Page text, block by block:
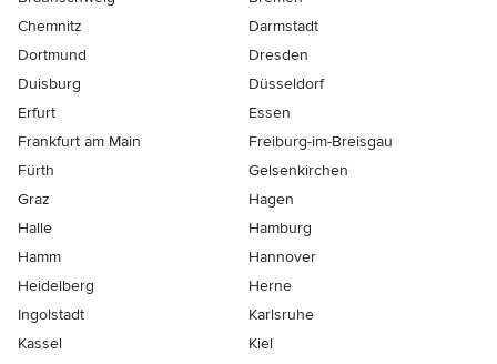
Chemnitz
Darmstadt
Dortmund
Dresden
Duisburg
Düsseldorf
Erfurt
Essen
Frankfurt am Main
Freiburg-im-Breisgau
Fürth
Gelsenkirchen
Graz
Hagen
Halle
Hamburg
Hamm
Hannover
Heidelberg
Herne
Ingolstadt
Karlsruhe
Kassel
Kiel